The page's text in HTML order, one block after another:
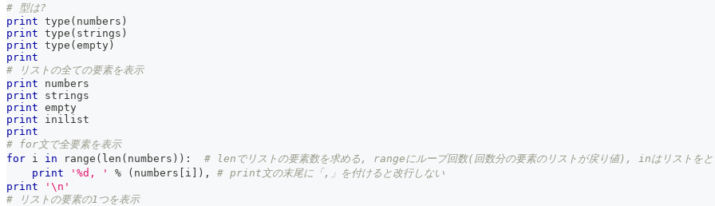
# 型は?
print type ( numbers )
print type ( strings )
print type (empty)
print
# リストの全ての要素を表示
print numbers
print strings
print empty
print inilist
print
# for文で全要素を表示
for i in range ( len ( numbers ) ) :
# lenでリストの要素数を求める, rangeにループ回数(回数分の要素のリストが戻り値), inはリストをと
print
'%d, ' % ( numbers [ i ] ) ,
# print文の末尾に「,」を付けると改行しない
print
'\n'
# リストの要素の1つを表示